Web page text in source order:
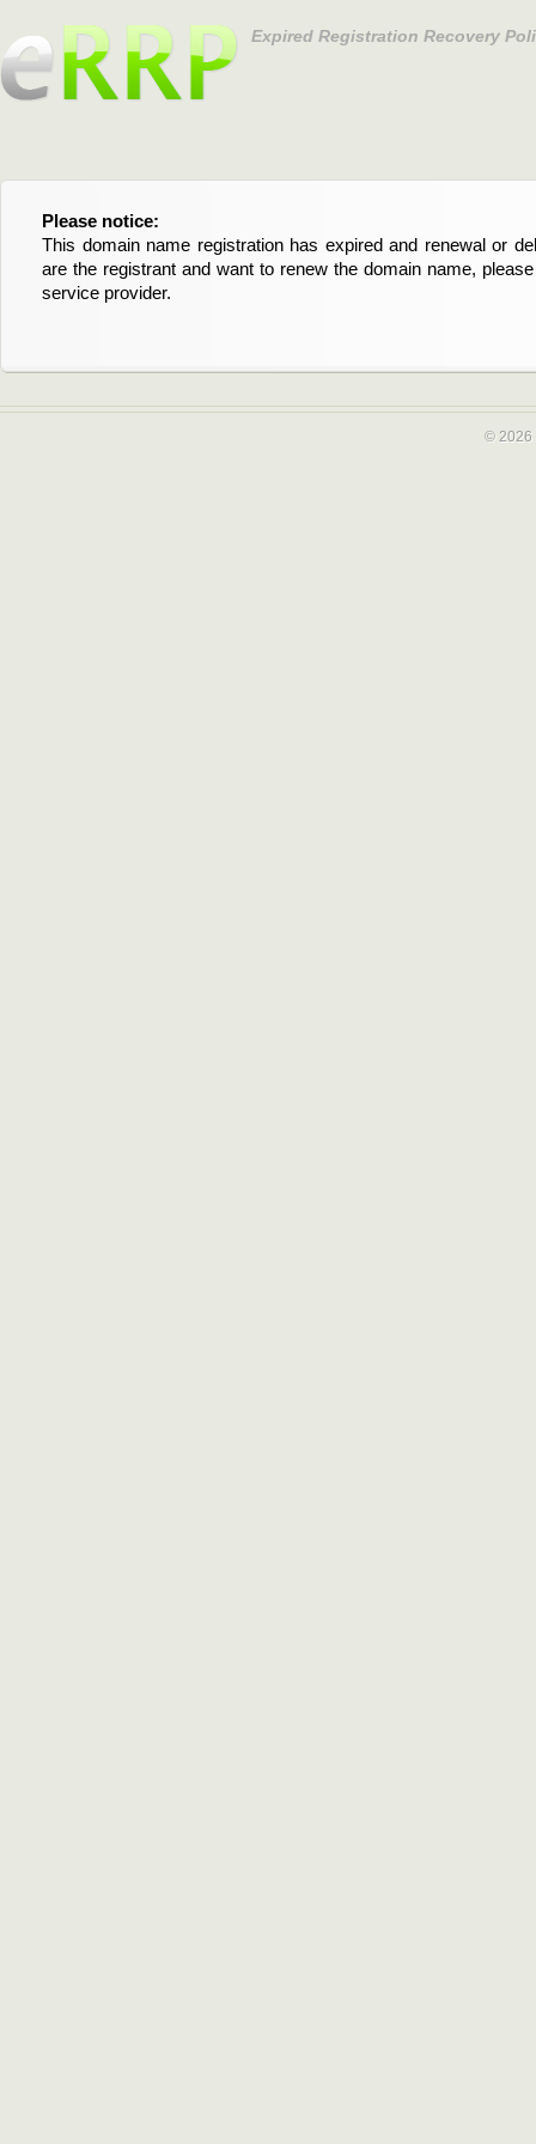
Expired Registration Recovery
Please notice:
This domain name registration has expired and renewal or
are the registrant and want to renew the domain name,
service provider.
Bitte beachten Sie:
Diese Domainregistrierung ist abgelaufen und die
Domain stehen an. Wenn Sie der Registrant sind und
verlängern möchten, kontaktieren Sie bitte Ihren Service-
© 2026